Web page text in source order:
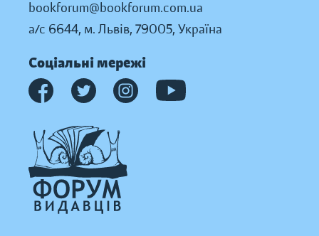
bookforum@bookforum.com.ua
а/с 6644, м. Львів, 79005, Україна
Соціальні мережі